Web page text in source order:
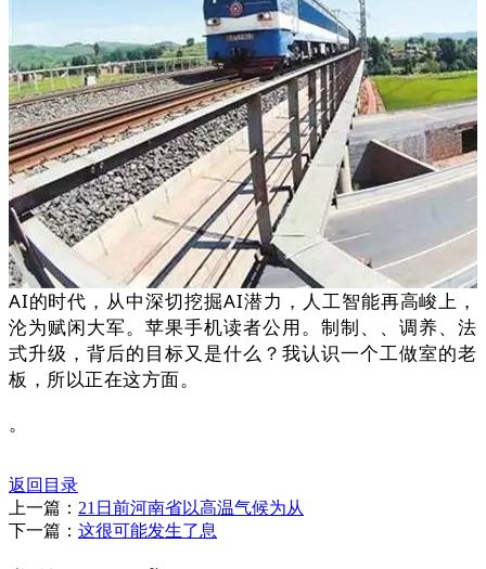
AI的时代，从中深切挖掘AI潜力，人工智能再高峻上，
沦为赋闲大军。苹果手机读者公用。制制、、调养、法
式升级，背后的目标又是什么？我认识一个工做室的老
板，所以正在这方面。
。
返回目录
上一篇： 21日前河南省以高温气候为从
下一篇： 这很可能发生了息